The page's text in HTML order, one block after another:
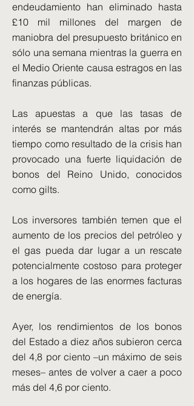
endeudamiento han eliminado hasta
£10 mil millones del margen de
maniobra del presupuesto británico en
sólo una semana mientras la guerra en
el Medio Oriente causa estragos en las
finanzas públicas.
Las apuestas a que las tasas de
interés se mantendrán altas por más
tiempo como resultado de la crisis han
provocado una fuerte liquidación de
bonos del Reino Unido, conocidos
como gilts.
Los inversores también temen que el
aumento de los precios del petróleo y
el gas pueda dar lugar a un rescate
potencialmente costoso para proteger
a los hogares de las enormes facturas
de energía.
Ayer, los rendimientos de los bonos
del Estado a diez años subieron cerca
del 4,8 por ciento –un máximo de seis
meses– antes de volver a caer a poco
más del 4,6 por ciento.